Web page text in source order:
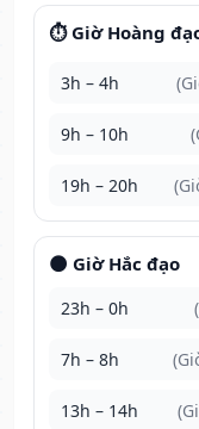
⏱️ Giờ Hoàng
3h – 4h
9h – 10h
19h – 20h
🌑 Giờ Hắc đạo
23h – 0h
7h – 8h
13h – 14h